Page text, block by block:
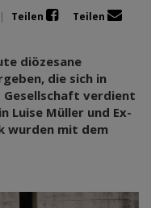
| Teilen
Teilen
diözesane
die sich in
Gesellschaft verdient
Luise Müller und Ex-
wurden mit dem